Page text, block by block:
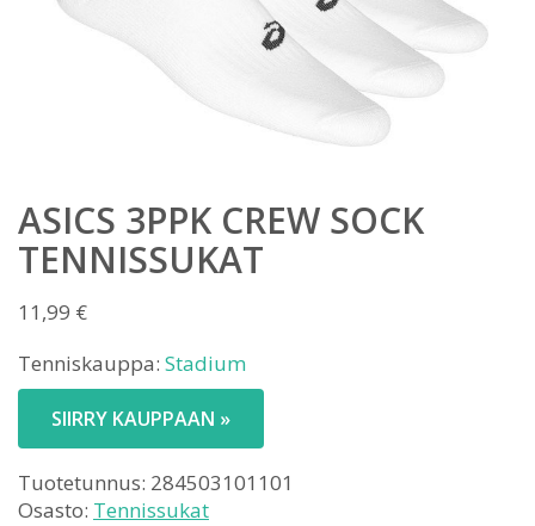
ASICS 3PPK CREW SOCK
TENNISSUKAT
11,99 €
Tenniskauppa: Stadium
SIIRRY KAUPPAAN »
Tuotetunnus: 284503101101
Osasto: Tennissukat